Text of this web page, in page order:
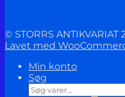
© STORRS ANTIKVARIAT
Lavet med
Min konto
Søg
Søg